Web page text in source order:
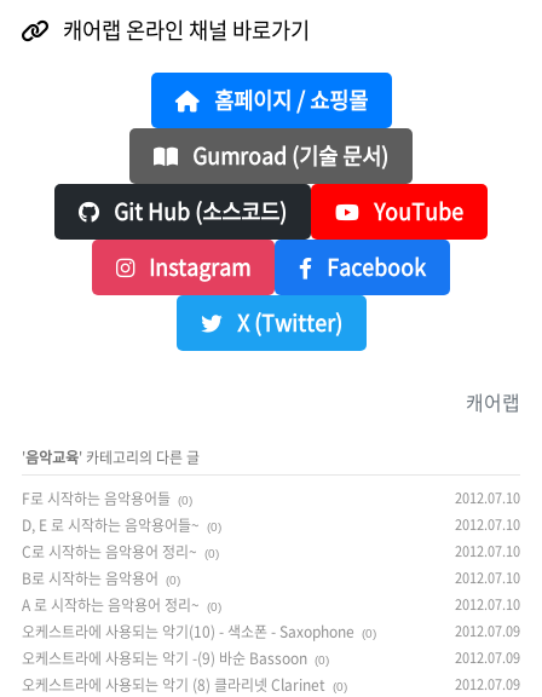
캐어랩 온라인 채널 바로가기
홈페이지 / 쇼핑몰
Gumroad (기술 문서)
Git Hub (소스코드)
YouTube
Instagram
Facebook
X (Twitter)
캐어랩
'음악교육' 카테고리의 다른 글
F로 시작하는 음악용어들 (0) 2012.07.10
D, E 로 시작하는 음악용어들~ (0) 2012.07.10
C로 시작하는 음악용어 정리~ (0) 2012.07.10
B로 시작하는 음악용어 (0) 2012.07.10
A 로 시작하는 음악용어 정리~ (0) 2012.07.10
오케스트라에 사용되는 악기(10) - 색소폰 - Saxophone (0) 2012.07.09
오케스트라에 사용되는 악기 -(9) 바순 Bassoon (0) 2012.07.09
오케스트라에 사용되는 악기 (8) 클라리넷 Clarinet (0) 2012.07.09